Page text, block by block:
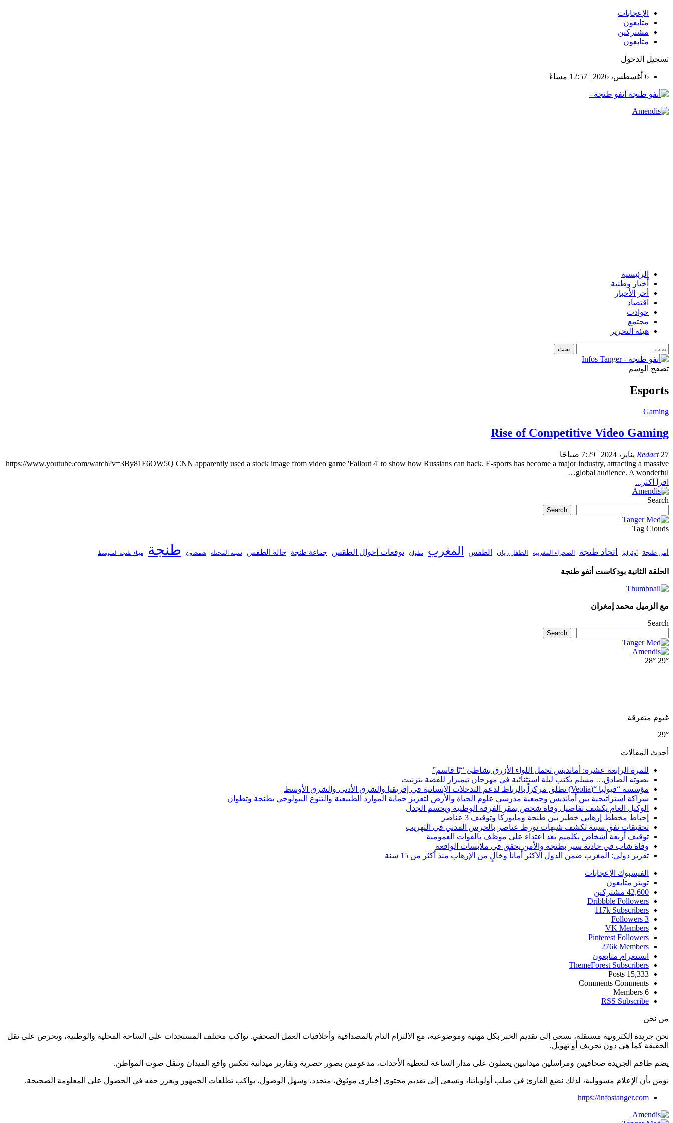
الإعجابات
متابعون
مشتركين
متابعون
تسجيل الدخول
6 أغسطس، 2026 | 12:57 مساءً
أنفو طنجة -
الرئيسية
أخبار وطنية
أخر الأخبار
اقتصاد
حوادث
مجتمع
هيئة التحرير
تصفح الوسم
Esports
Gaming
Rise of Competitive Video Gaming
Redact 27 يناير، 2024 | 7:29 صباحًا
https://www.youtube.com/watch?v=3By81F6OW5Q CNN apparently used a stock image from video game 'Fallout 4' to show how Russians can hack. E-sports has become a major industry, attracting a massive
global audience. A wonderful
…
اقرأ أكثر...
Search
Search
Tag Clouds
أمن طنجة أوكرانيا اتحاد طنجة الصحراء المغربية الطفل ريان الطقس المغرب تطوان توقعات أحوال الطقس جماعة طنجة حالة الطقس سبتة المحتلة شفشاون طنجة ميناء طنجة المتوسط
الحلقة الثانية بودكاست أنفو طنجة
مع الزميل محمد إمغران
Search
Search
29°
28°
غيوم متفرقة
29°
أحدث المقالات
للمرة الرابعة عشرة: أمانديس تحمل اللواء الأزرق بشاطئ “بّا قاسم”
بصوته الصادق… مسلم يكتب ليلة استثنائية في مهرجان تيميزار للفضة بتزنيت
مؤسسة “فيوليا “(Veolia) تطلق مركزاً بالرباط لدعم التدخلات الإنسانية في إفريقيا والشرق الأدنى والشرق الأوسط
شراكة استراتيجية بين أمانديس وجمعية مدرسي علوم الحياة والأرض لتعزيز حماية الموارد الطبيعية والتنوع البيولوجي بطنجة وتطوان
الوكيل العام يكشف تفاصيل وفاة شخص بمقر الفرقة الوطنية ويحسم الجدل
إحباط مخطط إرهابي خطير بين طنجة ومايوركا وتوقيف 3 عناصر
تحقيقات نفق سبتة تكشف شبهات تورط عناصر بالحرس المدني في التهريب
توقيف أربعة أشخاص بكلميم بعد اعتداء على موظف بالقوات العمومية
وفاة شاب في حادثة سير بطنجة والأمن يحقق في ملابسات الواقعة
تقرير دولي: المغرب ضمن الدول الأكثر أماناً وخالٍ من الإرهاب منذ أكثر من 15 سنة
الفيسبوك الإعجابات
تويتر متابعون
42,600 مشتركين
Dribbble Followers
117k Subscribers
3
Followers
VK Members
Pinterest Followers
276k Members
انستغرام متابعون
ThemeForest Subscribers
15,333
Posts
Comments Comments
6
Members
RSS Subscribe
من نحن
نحن جريدة إلكترونية مستقلة، نسعى إلى تقديم الخبر بكل مهنية وموضوعية، مع الالتزام التام بالمصداقية وأخلاقيات العمل الصحفي. نواكب مختلف المستجدات على الساحة المحلية والوطنية، ونحرص على نقل
الحقيقة كما هي دون تحريف أو تهويل.
يضم طاقم الجريدة صحافيين ومراسلين ميدانيين يعملون على مدار الساعة لتغطية الأحداث، مدعومين بصور حصرية وتقارير ميدانية تعكس واقع الميدان وتنقل صوت المواطن.
نؤمن بأن الإعلام مسؤولية، لذلك نضع القارئ في صلب أولوياتنا، ونسعى إلى تقديم محتوى إخباري موثوق، متجدد، وسهل الوصول، يواكب تطلعات الجمهور ويعزز حقه في الحصول على المعلومة الصحيحة.
https://infostanger.com